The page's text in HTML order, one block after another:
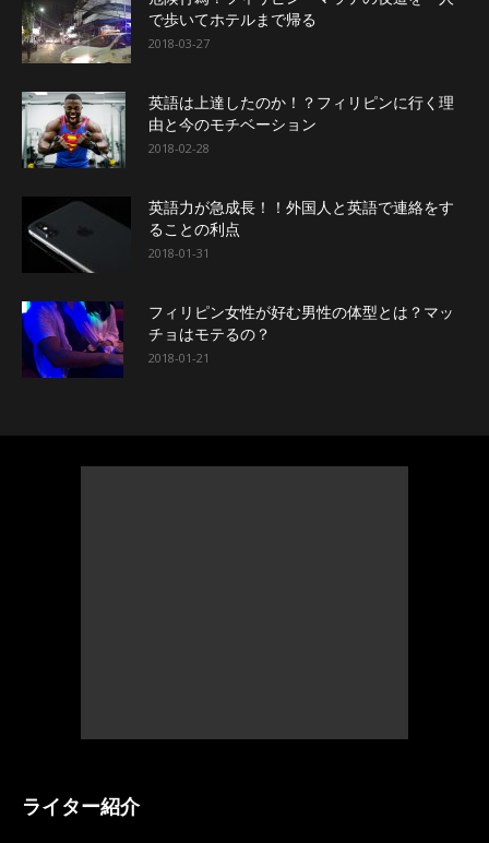
で歩いてホテルまで帰る
2018-03-27
英語は上達したのか！？フィリピンに行く理
由と今のモチベーション
2018-02-28
英語力が急成長！！外国人と英語で連絡をす
ることの利点
2018-01-31
フィリピン女性が好む男性の体型とは？マッ
チョはモテるの？
2018-01-21
ライター紹介